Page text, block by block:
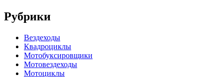
Рубрики
Вездеходы
Квадроциклы
Мотобуксировщики
Мотовездеходы
Мотоциклы